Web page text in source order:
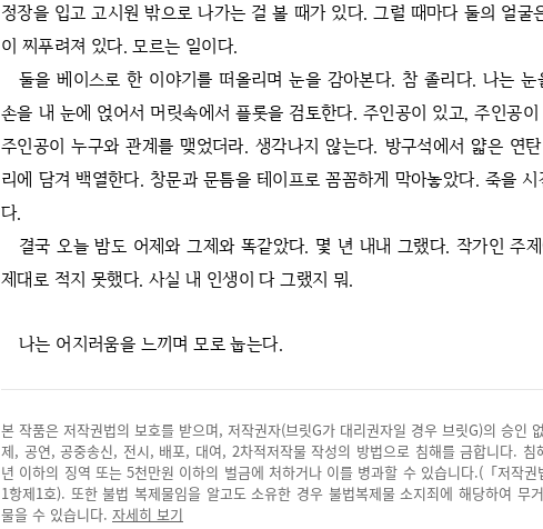
정장을 입고 고시원 밖으로 나가는 걸 볼 때가 있다. 그럴 때마다 둘의 얼굴
이 찌푸려져 있다. 모르는 일이다.
둘을 베이스로 한 이야기를 떠올리며 눈을 감아본다. 참 졸리다. 나는
손을 내 눈에 얹어서 머릿속에서 플롯을 검토한다. 주인공이 있고, 주인공
주인공이 누구와 관계를 맺었더라. 생각나지 않는다. 방구석에서 얇은 연
리에 담겨 백열한다. 창문과 문틈을 테이프로 꼼꼼하게 막아놓았다. 죽을
다.
결국 오늘 밤도 어제와 그제와 똑같았다. 몇 년 내내 그랬다. 작가인 주
제대로 적지 못했다. 사실 내 인생이 다 그랬지 뭐.
나는 어지러움을 느끼며 모로 눕는다.
본 작품은 저작권법의 보호를 받으며, 저작권자(브릿G가 대리권자일 경우 브릿G)의 승인
제, 공연, 공중송신, 전시, 배포, 대여, 2차적저작물 작성의 방법으로 침해를 금합니다. 침
년 이하의 징역 또는 5천만원 이하의 벌금에 처하거나 이를 병과할 수 있습니다.(「저작
1항제1호). 또한 불법 복제물임을 알고도 소유한 경우 불법복제물 소지죄에 해당하여 무
물을 수 있습니다. 자세히 보기